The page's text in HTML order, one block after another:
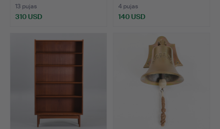
13 pujas
310 USD
4 pujas
140 USD